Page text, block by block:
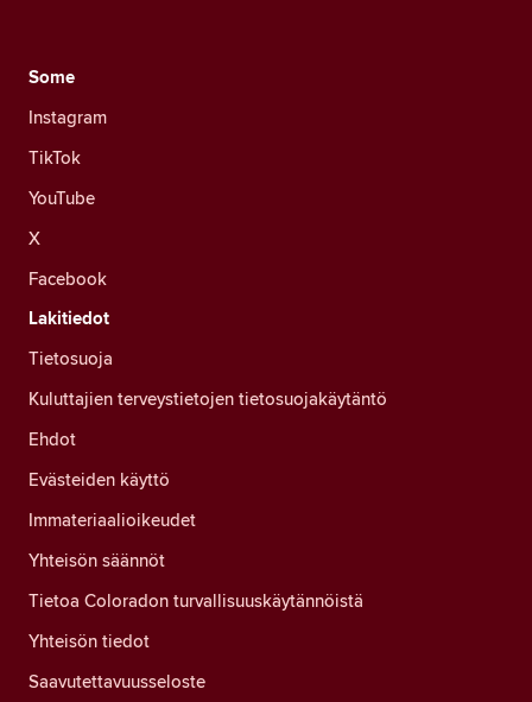
Some
Instagram
TikTok
YouTube
X
Facebook
Lakitiedot
Tietosuoja
Kuluttajien terveystietojen tietosuojakäytäntö
Ehdot
Evästeiden käyttö
Immateriaalioikeudet
Yhteisön säännöt
Tietoa Coloradon turvallisuuskäytännöistä
Yhteisön tiedot
Saavutettavuusseloste